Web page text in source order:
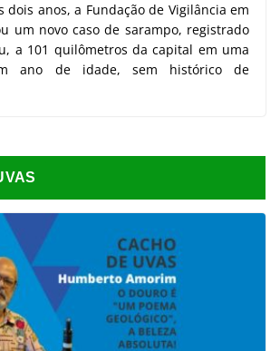
dois anos, a Fundação de Vigilância em
um novo caso de sarampo, registrado
a 101 quilômetros da capital em uma
ano de idade, sem histórico de